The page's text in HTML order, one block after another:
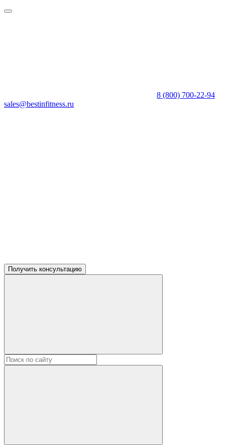
8 (800) 700-22-94
sales@bestinfitness.ru
Получить консультацию